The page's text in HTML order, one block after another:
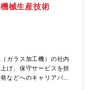
械生産技術
ガラス加工機）の社内
げ、保守サービスを担
などへのキャリアパス